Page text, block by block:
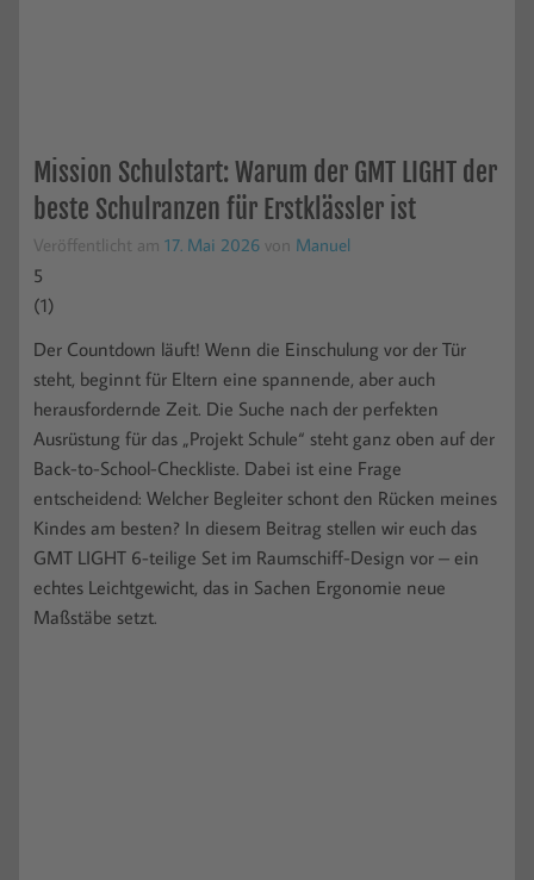
Mission Schulstart: Warum der GMT LIGHT der
beste Schulranzen für Erstklässler ist
Veröffentlicht am 17. Mai 2026 von Manuel
5
(1)
Der Countdown läuft! Wenn die Einschulung vor der Tür
steht, beginnt für Eltern eine spannende, aber auch
herausfordernde Zeit. Die Suche nach der perfekten
Ausrüstung für das „Projekt Schule“ steht ganz oben auf der
Back-to-School-Checkliste. Dabei ist eine Frage
entscheidend: Welcher Begleiter schont den Rücken meines
Kindes am besten? In diesem Beitrag stellen wir euch das
GMT LIGHT 6-teilige Set im Raumschiff-Design vor – ein
echtes Leichtgewicht, das in Sachen Ergonomie neue
Maßstäbe setzt.